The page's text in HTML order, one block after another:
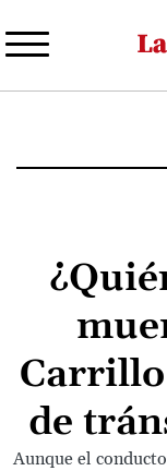
de
Aunque el